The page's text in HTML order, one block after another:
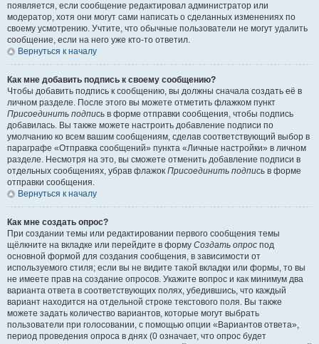
появляется, если сообщение редактировал администратор или
модератор, хотя они могут сами написать о сделанных изменениях по
своему усмотрению. Учтите, что обычные пользователи не могут удалить
сообщение, если на него уже кто-то ответил.
Вернуться к началу
Как мне добавить подпись к своему сообщению?
Чтобы добавить подпись к сообщению, вы должны сначала создать её в
личном разделе. После этого вы можете отметить флажком пункт
Присоединить подпись в форме отправки сообщения, чтобы подпись
добавилась. Вы также можете настроить добавление подписи по
умолчанию ко всем вашим сообщениям, сделав соответствующий выбор в
параграфе «Отправка сообщений» пункта «Личные настройки» в личном
разделе. Несмотря на это, вы сможете отменить добавление подписи в
отдельных сообщениях, убрав флажок Присоединить подпись в форме
отправки сообщения.
Вернуться к началу
Как мне создать опрос?
При создании темы или редактировании первого сообщения темы
щёлкните на вкладке или перейдите в форму Создать опрос под
основной формой для создания сообщения, в зависимости от
используемого стиля; если вы не видите такой вкладки или формы, то вы
не имеете прав на создание опросов. Укажите вопрос и как минимум два
варианта ответа в соответствующих полях, убедившись, что каждый
вариант находится на отдельной строке текстового поля. Вы также
можете задать количество вариантов, которые могут выбрать
пользователи при голосовании, с помощью опции «Вариантов ответа»,
период проведения опроса в днях (0 означает, что опрос будет